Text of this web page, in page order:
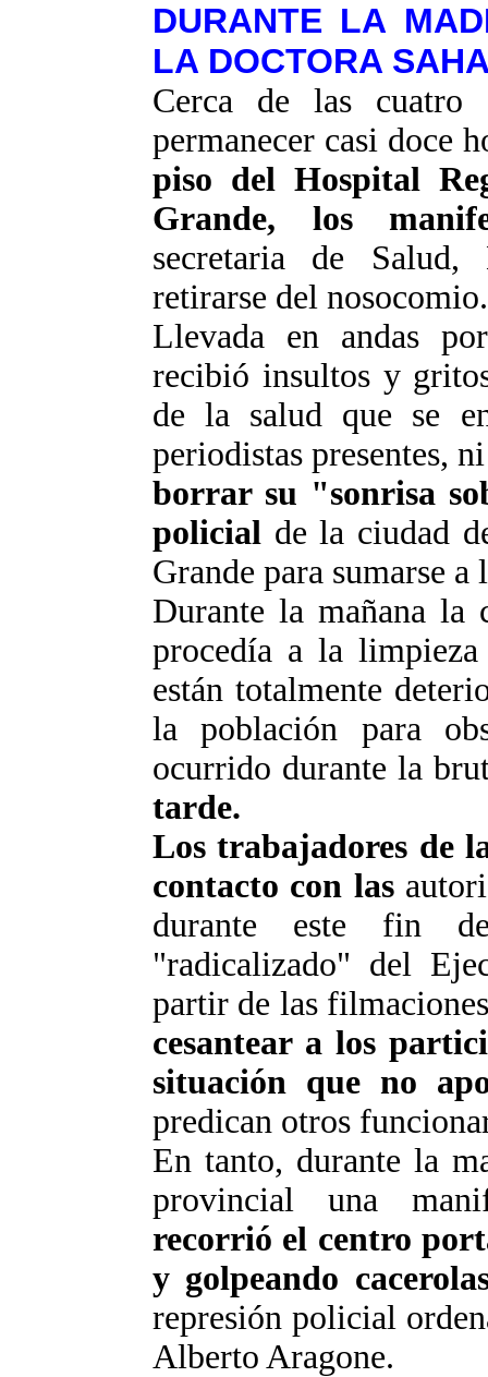
DURANTE LA
LA DOCTORA
Cerca de las cuatro
permanecer casi doce
piso del Hospital
Grande, los
secretaria de
retirarse del nosocomio.
Llevada en andas
recibió insultos y
de la salud que se
periodistas presentes,
borrar su "sonrisa
policial de la ciudad
Grande para sumarse
Durante la mañana la
procedía a la
están totalmente
la población para
ocurrido durante la
tarde.
Los trabajadores de
contacto con las
durante este fin
"radicalizado" del
partir de las
cesantear a los
situación que no
predican otros
En tanto, durante la
provincial una
recorrió el centro
y golpeando
represión policial
Alberto Aragone.